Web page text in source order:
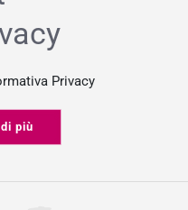
Privacy
più